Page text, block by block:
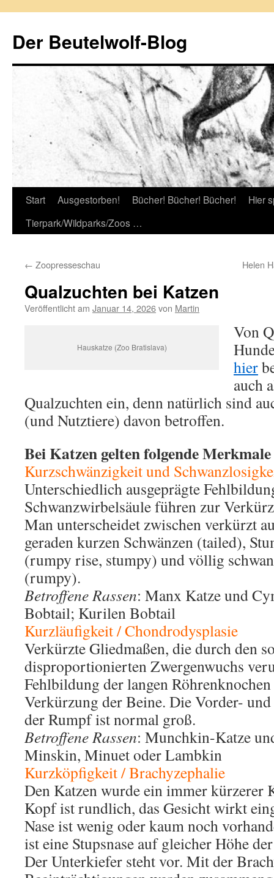
springen
Der Beutelwolf-Blog
Start Ausgestorben! Bücher! Bücher! Bücher!
Hier
Tierpark/Wildparks/Zoos …
← Zoopresseschau Helen
Qualzuchten bei Katzen
Veröffentlicht am Januar 14, 2026von Martin
Hauskatze (Zoo Bratislava)
Von
hier
auch
Qualzuchten ein, denn natürlich sind
(und Nutztiere) davon betroffen.
Bei Katzen gelten folgende
Kurzschwänzigkeit und
Unterschiedlich ausgeprägte
Schwanzwirbelsäule führen zur
Man unterscheidet zwischen verkürzt
geraden kurzen Schwänzen (tailed),
(rumpy rise, stumpy) und völlig
(rumpy).
Betroffene Rassen: Manx Katze und
Bobtail; Kurilen Bobtail
Kurzläufigkeit / Chondrodysplasie
Verkürzte Gliedmaßen, die durch den
disproportionierten Zwergenwuchs
Fehlbildung der langen
Verkürzung der Beine. Die Vorder-
der Rumpf ist normal groß.
Betroffene Rassen: Munchkin-Katze
Minskin, Minuet oder Lambkin
Kurzköpfigkeit / Brachyzephalie
Den Katzen wurde ein immer kürzerer
Kopf ist rundlich, das Gesicht wirkt
Nase ist wenig oder kaum noch
ist eine Stupsnase auf gleicher Höhe
Der Unterkiefer steht vor. Mit der